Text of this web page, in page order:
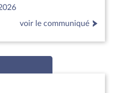
voir le communiqué